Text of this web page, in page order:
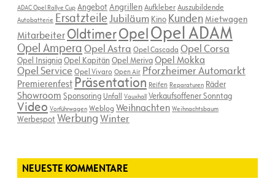
ADAC Opel Rallye Cup AngebotAngrillenAufkleberAuszubildende
Autobatterie ErsatzteileJubiläum Kino KundenMietwagen
Mitarbeiter OldtimerOpelOpel ADAM
Opel AmperaOpel Astra Opel Cascada Opel Corsa
Opel InsigniaOpel Kapitän Opel MerivaOpel Mokka
Opel ServiceOpel Vivaro Open Air Pforzheimer Automarkt
Premierenfest Präsentation Reifen Reparaturen Räder
Showroom Sponsoring Unfall Vauxhall Verkaufsoffener Sonntag
Video Vorführwagen Weblog Weihnachten Weihnachtsbaum
WerbespotWerbungWinter
NEUESTE KOMMENTARE